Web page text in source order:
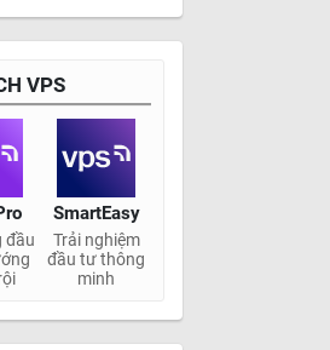
VPS
SmartEasy
đầu
Trải nghiệm
đầu tư thông
minh